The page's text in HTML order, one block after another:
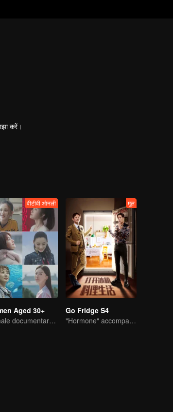
करें।
वीटीवी ओनली
Aged 30+
Female documentary talk show
मूल
Go Fridge S4
"Hormone" accompanies you to dinner